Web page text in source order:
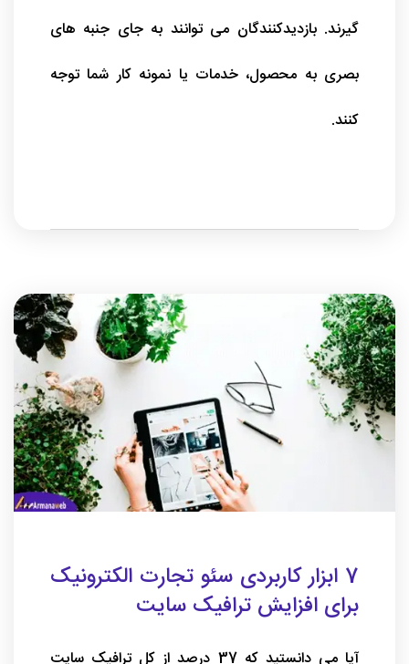
گیرند. بازدیدکنندگان می توانند به جای جنبه های
بصری به محصول، خدمات یا نمونه کار شما توجه
کنند.
7 ابزار کاربردی سئو تجارت الکترونیک
برای افزایش ترافیک سایت